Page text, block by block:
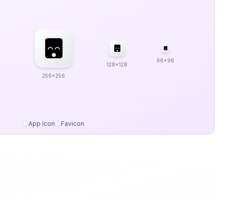
256x256
128x128
96x96
App Icon Favicon